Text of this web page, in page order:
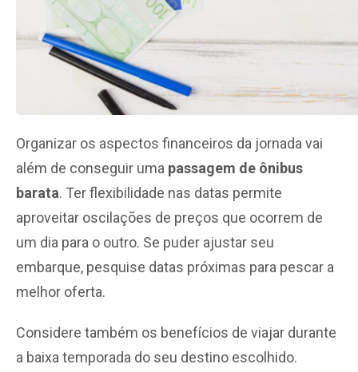
Organizar os aspectos financeiros da jornada vai
além de conseguir uma passagem de ônibus
barata. Ter flexibilidade nas datas permite
aproveitar oscilações de preços que ocorrem de
um dia para o outro. Se puder ajustar seu
embarque, pesquise datas próximas para pescar a
melhor oferta.
Considere também os benefícios de viajar durante
a baixa temporada do seu destino escolhido.